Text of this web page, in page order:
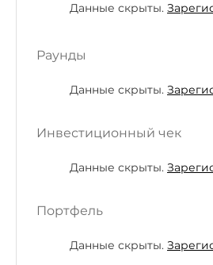
Данные скрыты.
Раунды
Данные скрыты.
Инвестиционный чек
Данные скрыты.
Портфель
Данные скрыты.